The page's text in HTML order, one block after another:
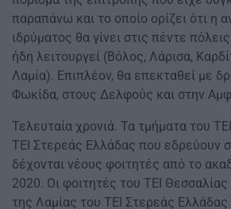
παραπάνω και το οποίο ορίζει ότι η
ιδρύματος θα γίνει στις πέντε
ήδη λειτουργεί (Βόλος, Λάρισα,
Λαμία). Επιπλέον, θα επεκταθεί με
Φωκίδα, στους Δελφούς και στην
Τελευταία χρονιά. Τα τμήματα του
ΤΕΙ Στερεάς Ελλάδας που εδρεύουν
δέχονται νέους φοιτητές από το
2020. Οι φοιτητές του ΤΕΙ
της Λαμίας του ΤΕΙ Στερεάς Ελλάδας